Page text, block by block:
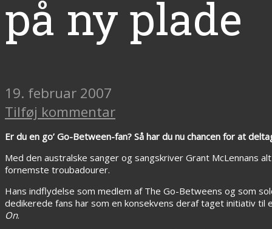
på ny plade
19. februar 2007
Tilføj kommentar
Er du en go’ Go-Between-fan? Så har du nu chancen for at
Med den australske sanger og sangskriver Grant McLennans
fornemste troubadourer.
Hans indflydelse som medlem af The Go-Betweens og som
dedikerede fans har som en konsekvens deraf taget initiativ
On.